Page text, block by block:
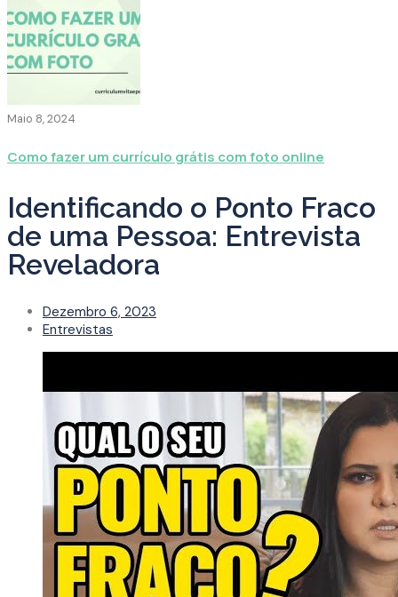
Maio 8, 2024
Como fazer um currículo grátis com foto online
Identificando o Ponto Fraco
de uma Pessoa: Entrevista
Reveladora
Dezembro 6, 2023
Entrevistas